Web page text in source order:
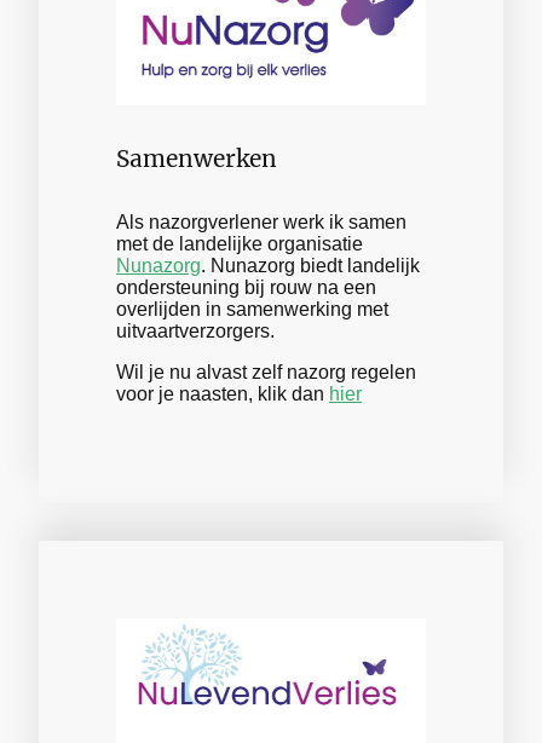
Samenwerken
Als nazorgverlener werk ik samen
met de landelijke organisatie
Nunazorg. Nunazorg biedt landelijk
ondersteuning bij rouw na een
overlijden in samenwerking met
uitvaartverzorgers.
Wil je nu alvast zelf nazorg regelen
voor je naasten, klik dan hier